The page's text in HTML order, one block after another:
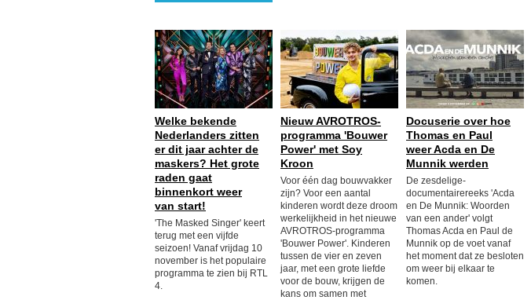
Welke bekende
Nederlanders zitten
er dit jaar achter de
maskers? Het grote
raden gaat
binnenkort weer
van start!
'The Masked Singer' keert
terug met een vijfde
seizoen! Vanaf vrijdag 10
november is het populaire
programma te zien bij RTL
4.
Nieuw AVROTROS-
programma 'Bouwer
Power' met Soy
Kroon
Voor één dag bouwvakker
zijn? Voor een aantal
kinderen wordt deze droom
werkelijkheid in het nieuwe
AVROTROS-programma
'Bouwer Power'. Kinderen
tussen de vier en zeven
jaar, met een grote liefde
voor de bouw, krijgen de
kans om samen met
Docuserie over hoe
Thomas en Paul
weer Acda en De
Munnik werden
De zesdelige-
documentairereeks 'Acda
en De Munnik: Woorden
van een ander' volgt
Thomas Acda en Paul de
Munnik op de voet vanaf
het moment dat ze besloten
om weer bij elkaar te
komen.